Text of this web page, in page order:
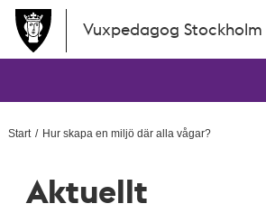
Hoppa till huvudinnehållet
Vuxpedagog Stockholm
Start Hur skapa en miljö där alla vågar?
Aktuellt